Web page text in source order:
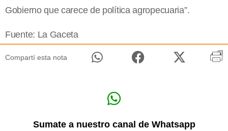
Gobierno que carece de política agropecuaria”.
Fuente: La Gaceta
Compartí esta nota
Sumate a nuestro canal de Whatsapp